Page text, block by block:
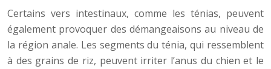
Certains vers intestinaux, comme les ténias, peuvent
également provoquer des démangeaisons au niveau de
la région anale. Les segments du ténia, qui ressemblent
à des grains de riz, peuvent irriter l’anus du chien et le